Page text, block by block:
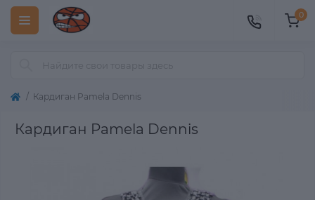
0
Кардиган Pamela Dennis
Кардиган Pamela Dennis